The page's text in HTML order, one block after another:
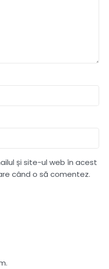
și site-ul web în acest
când o să comentez.